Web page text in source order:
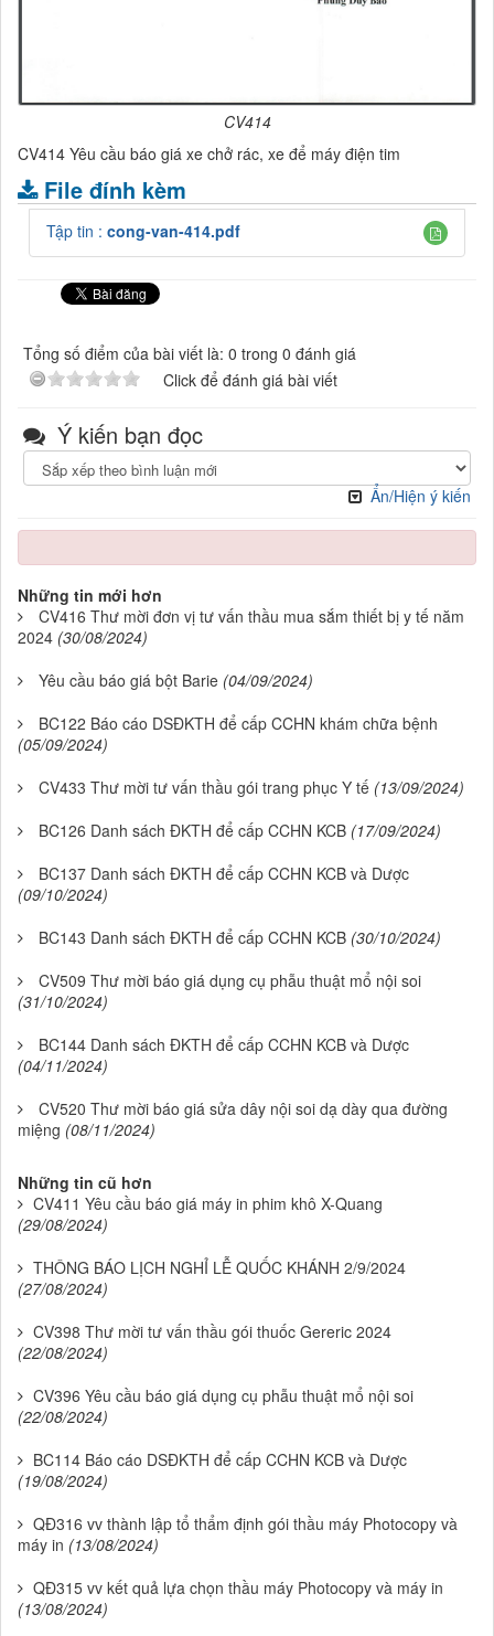
CV414
CV414 Yêu cầu báo giá xe chở rác, xe để máy điện tim
File đính kèm
Tập tin : cong-van-414.pdf
Tổng số điểm của bài viết là: 0 trong 0 đánh giá
Click để đánh giá bài viết
Ý kiến bạn đọc
Ẩn/Hiện ý kiến
Những tin mới hơn
CV416 Thư mời đơn vị tư vấn thầu mua sắm thiết bị y tế năm
2024 (30/08/2024)
Yêu cầu báo giá bột Barie (04/09/2024)
BC122 Báo cáo DSĐKTH để cấp CCHN khám chữa bệnh
(05/09/2024)
CV433 Thư mời tư vấn thầu gói trang phục Y tế (13/09/2024)
BC126 Danh sách ĐKTH để cấp CCHN KCB (17/09/2024)
BC137 Danh sách ĐKTH để cấp CCHN KCB và Dược
(09/10/2024)
BC143 Danh sách ĐKTH để cấp CCHN KCB (30/10/2024)
CV509 Thư mời báo giá dụng cụ phẫu thuật mổ nội soi
(31/10/2024)
BC144 Danh sách ĐKTH để cấp CCHN KCB và Dược
(04/11/2024)
CV520 Thư mời báo giá sửa dây nội soi dạ dày qua đường
miệng (08/11/2024)
Những tin cũ hơn
CV411 Yêu cầu báo giá máy in phim khô X-Quang
(29/08/2024)
THÔNG BÁO LỊCH NGHỈ LỄ QUỐC KHÁNH 2/9/2024
(27/08/2024)
CV398 Thư mời tư vấn thầu gói thuốc Gereric 2024
(22/08/2024)
CV396 Yêu cầu báo giá dụng cụ phẫu thuật mổ nội soi
(22/08/2024)
BC114 Báo cáo DSĐKTH để cấp CCHN KCB và Dược
(19/08/2024)
QĐ316 vv thành lập tổ thẩm định gói thầu máy Photocopy và
máy in (13/08/2024)
QĐ315 vv kết quả lựa chọn thầu máy Photocopy và máy in
(13/08/2024)